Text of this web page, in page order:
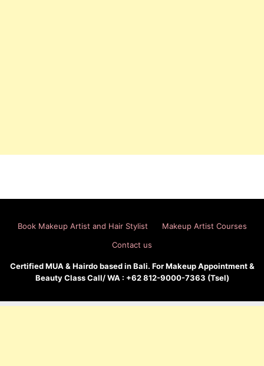
Book Makeup Artist and Hair Stylist
Makeup Artist Courses
Contact us
Certified MUA & Hairdo based in Bali. For Makeup Appointment &
Beauty Class Call/ WA : +62 812-9000-7363 (Tsel)